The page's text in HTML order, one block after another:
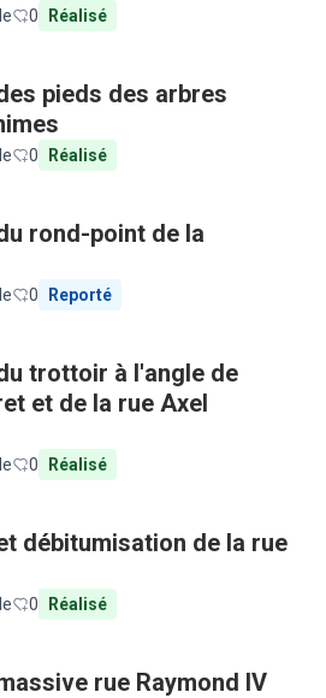
0 Réalisé
pieds des arbres
0 Réalisé
rond-point de la
0 Reporté
trottoir à l'angle de
et de la rue Axel
0 Réalisé
débitumisation de la rue
0 Réalisé
rue Raymond IV